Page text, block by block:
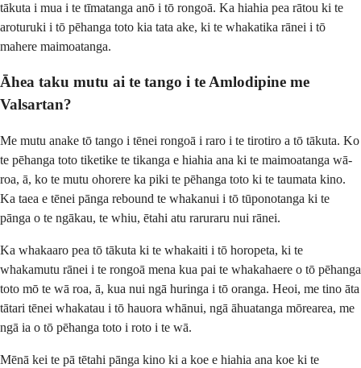
tākuta i mua i te tīmatanga anō i tō rongoā. Ka hiahia pea rātou ki te
aroturuki i tō pēhanga toto kia tata ake, ki te whakatika rānei i tō
mahere maimoatanga.
Āhea taku mutu ai te tango i te Amlodipine me
Valsartan?
Me mutu anake tō tango i tēnei rongoā i raro i te tirotiro a tō tākuta. Ko
te pēhanga toto tiketike te tikanga e hiahia ana ki te maimoatanga wā-
roa, ā, ko te mutu ohorere ka piki te pēhanga toto ki te taumata kino.
Ka taea e tēnei pānga rebound te whakanui i tō tūponotanga ki te
pānga o te ngākau, te whiu, ētahi atu raruraru nui rānei.
Ka whakaaro pea tō tākuta ki te whakaiti i tō horopeta, ki te
whakamutu rānei i te rongoā mena kua pai te whakahaere o tō pēhanga
toto mō te wā roa, ā, kua nui ngā huringa i tō oranga. Heoi, me tino āta
tātari tēnei whakatau i tō hauora whānui, ngā āhuatanga mōrearea, me
ngā ia o tō pēhanga toto i roto i te wā.
Mēnā kei te pā tētahi pānga kino ki a koe e hiahia ana koe ki te